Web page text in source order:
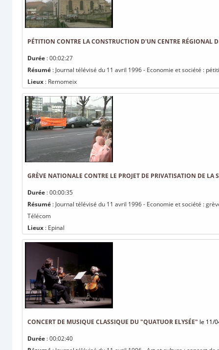
PÉTITION CONTRE LA CONSTRUCTION D'UN CENTRE RÉGIONAL
Durée : 00:02:27
Résumé : Journal télévisé du 11 avril 1996 - Economie et société :
Lieux : Remomeix
GRÈVE NATIONALE CONTRE LE PROJET DE PRIVATISATION DE LA
Durée : 00:00:35
Résumé : Journal télévisé du 11 avril 1996 - Economie et société :
Télécom
Lieux : Epinal
CONCERT DE MUSIQUE CLASSIQUE DU "QUATUOR ELYSÉE" le 11/
Durée : 00:02:40